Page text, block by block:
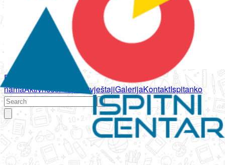
Početna
namaAktivnostiPropisi IzvještajiGalerijaKontaktIspitanko